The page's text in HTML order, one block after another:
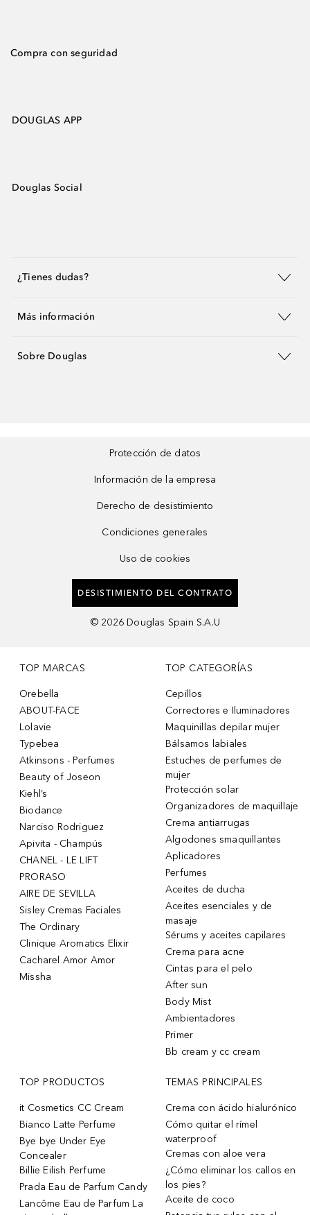
Compra con seguridad
DOUGLAS APP
Douglas Social
¿Tienes dudas?
Más información
Sobre Douglas
Protección de datos
Información de la empresa
Derecho de desistimiento
Condiciones generales
Uso de cookies
DESISTIMIENTO DEL CONTRATO
© 2026 Douglas Spain S.A.U
TOP MARCAS
Orebella
ABOUT-FACE
Lolavie
Typebea
Atkinsons - Perfumes
Beauty of Joseon
Kiehl’s
Biodance
Narciso Rodriguez
Apivita - Champús
CHANEL - LE LIFT
PRORASO
AIRE DE SEVILLA
Sisley Cremas Faciales
The Ordinary
Clinique Aromatics Elixir
Cacharel Amor Amor
Missha
TOP CATEGORÍAS
Cepillos
Correctores e Iluminadores
Maquinillas depilar mujer
Bálsamos labiales
Estuches de perfumes de
mujer
Protección solar
Organizadores de maquillaje
Crema antiarrugas
Algodones smaquillantes
Aplicadores
Perfumes
Aceites de ducha
Aceites esenciales y de
masaje
Sérums y aceites capilares
Crema para acne
Cintas para el pelo
After sun
Body Mist
Ambientadores
Primer
Bb cream y cc cream
TOP PRODUCTOS
it Cosmetics CC Cream
Bianco Latte Perfume
Bye bye Under Eye
Concealer
Billie Eilish Perfume
Prada Eau de Parfum Candy
Lancôme Eau de Parfum La
TEMAS PRINCIPALES
Crema con ácido hialurónico
Cómo quitar el rímel
waterproof
Cremas con aloe vera
¿Cómo eliminar los callos en
los pies?
Aceite de coco